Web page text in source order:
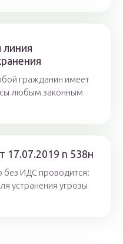
линия
гражданин имеет
любым законным
17.07.2019 n 538н
без ИДС проводится:
устранения угрозы